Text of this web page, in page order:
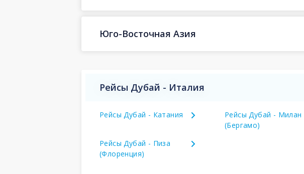
Юго-Восточная Азия
Рейсы Дубай - Италия
Рейсы Дубай - Катания
Рейсы Дубай - Милан
(Бергамо)
Рейсы Дубай - Пиза
(Флоренция)